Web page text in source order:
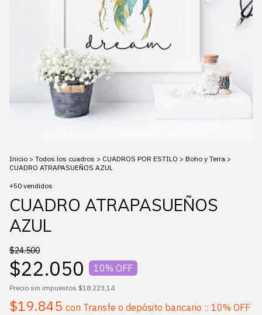
Inicio > Todos los cuadros > CUADROS POR ESTILO > Boho y Terra >
CUADRO ATRAPASUEÑOS AZUL
+50 vendidos
CUADRO ATRAPASUEÑOS
AZUL
$24.500
$22.050 10% OFF
Precio sin impuestos $18.223,14
$19.845 con Transfe o depósito bancario :: 10% OFF